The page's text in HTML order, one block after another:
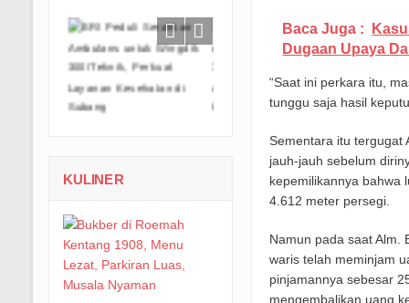
Baca Juga :
Dugaan Upaya
“Saat ini perkara itu,
tunggu saja hasil
Sementara itu tergugat
jauh-jauh sebelum
kepemilikannya bahwa
4.612 meter persegi.
Namun pada saat Alm.
waris telah meminjam
pinjamannya sebesar
mengembalikan uang
KULINER